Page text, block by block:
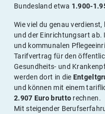
Bundesland etwa 1.900-
Wie viel du genau
und der Einrichtungsart
und kommunalen
Tarifvertrag für den
Gesundheits- und
werden dort in die
und können mit einem
2.907 Euro brutto rechnen.
Mit steigender